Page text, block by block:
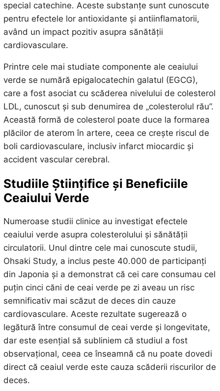
special catechine. Aceste substanțe sunt cunoscute
pentru efectele lor antioxidante și antiinflamatorii,
având un impact pozitiv asupra sănătății
cardiovasculare.
Printre cele mai studiate componente ale ceaiului
verde se numără epigalocatechin galatul (EGCG),
care a fost asociat cu scăderea nivelului de colesterol
LDL, cunoscut și sub denumirea de „colesterolul rău”.
Această formă de colesterol poate duce la formarea
plăcilor de aterom în artere, ceea ce crește riscul de
boli cardiovasculare, inclusiv infarct miocardic și
accident vascular cerebral.
Studiile Științifice și Beneficiile
Ceaiului Verde
Numeroase studii clinice au investigat efectele
ceaiului verde asupra colesterolului și sănătății
circulatorii. Unul dintre cele mai cunoscute studii,
Ohsaki Study, a inclus peste 40.000 de participanți
din Japonia și a demonstrat că cei care consumau cel
puțin cinci căni de ceai verde pe zi aveau un risc
semnificativ mai scăzut de deces din cauze
cardiovasculare. Aceste rezultate sugerează o
legătură între consumul de ceai verde și longevitate,
dar este esențial să subliniem că studiul a fost
observațional, ceea ce înseamnă că nu poate dovedi
direct că ceaiul verde este cauza scăderii riscurilor de
deces.